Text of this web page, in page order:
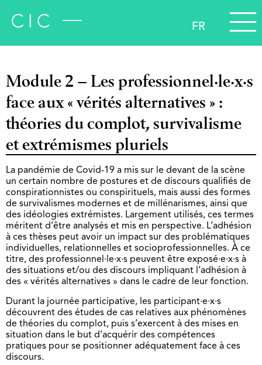
FR
Module 2 – Les professionnel·le·x·s
face aux « vérités alternatives » :
théories du complot, survivalisme
et extrémismes pluriels
La pandémie de Covid-19 a mis sur le devant de la scène
un certain nombre de postures et de discours qualifiés de
conspirationnistes ou conspirituels, mais aussi des formes
de survivalismes modernes et de millénarismes, ainsi que
des idéologies extrémistes. Largement utilisés, ces termes
méritent d’être analysés et mis en perspective. L’adhésion
à ces thèses peut avoir un impact sur des problématiques
individuelles, relationnelles et socioprofessionnelles. À ce
titre, des professionnel·le·x·s peuvent être exposé·e·x·s à
des situations et/ou des discours impliquant l’adhésion à
des « vérités alternatives » dans le cadre de leur fonction.
Durant la journée participative, les participant·e·x·s
découvrent des études de cas relatives aux phénomènes
de théories du complot, puis s’exercent à des mises en
situation dans le but d’acquérir des compétences
pratiques pour se positionner adéquatement face à ces
discours.